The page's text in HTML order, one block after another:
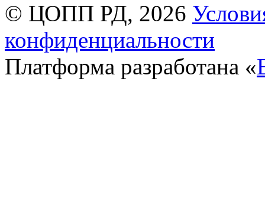
© ЦОПП РД, 2026
конфиденциальности
Платформа разработана «